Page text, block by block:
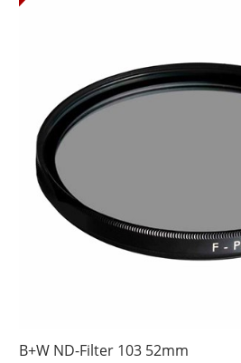
B+W ND-Filter 103 52mm